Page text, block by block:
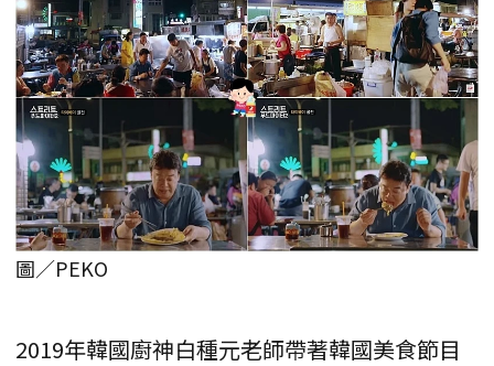
圖／PEKO
2019年韓國廚神白種元老師帶著韓國美食節目